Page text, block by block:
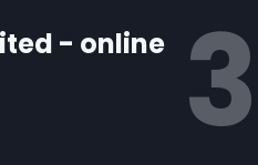
- online